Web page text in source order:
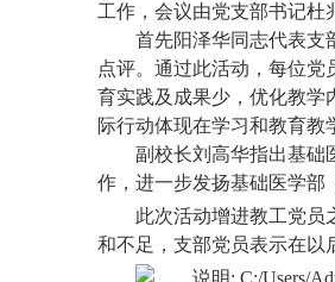
工作，会议由党支部书记杜
首先阳泽华同志代表支
点评。通过此活动，每位
育实践及成果少，优化教学
际行动体现在学习和教育教
副校长刘高华指出基础
作，进一步发扬基础医学部
此次活动增进教工党员
和不足，支部党员表示在以